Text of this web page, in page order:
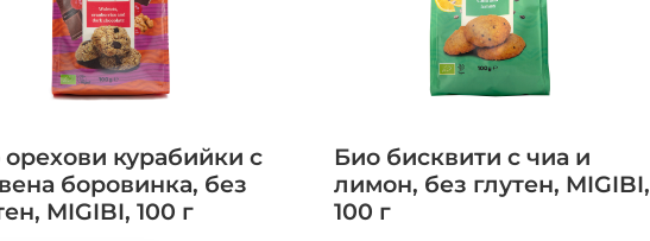
орехови курабийки с
боровинка, без
MIGIBI, 100 г
Био бисквити с чиа и
лимон, без глутен, MIGIBI,
100 г